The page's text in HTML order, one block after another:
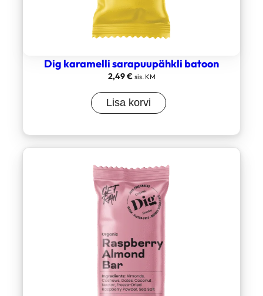
Dig karamelli sarapuupähkli batoon
2,49€ sis. KM
Lisa korvi